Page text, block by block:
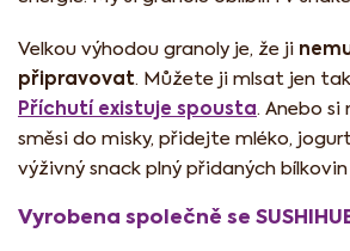
Velkou výhodou granoly je, že ji
připravovat. Můžete ji mlsat jen
Příchutí existuje spousta. Anebo
směsi do misky, přidejte mléko,
výživný snack plný přidaných
Vyrobena společně se